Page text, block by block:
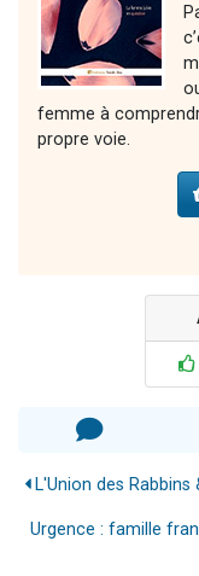
femme à
propre voie.
L'Union des Rabbins
Urgence : famille